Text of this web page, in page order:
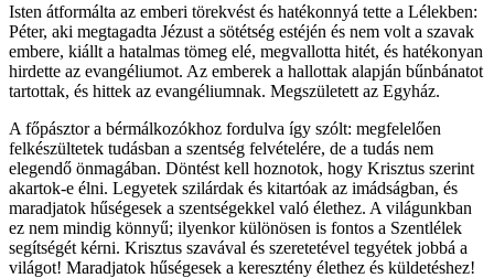
Isten átformálta az emberi törekvést és hatékonnyá tette a Lélekben:
Péter, aki megtagadta Jézust a sötétség estéjén és nem volt a szavak
embere, kiállt a hatalmas tömeg elé, megvallotta hitét, és hatékonyan
hirdette az evangéliumot. Az emberek a hallottak alapján bűnbánatot
tartottak, és hittek az evangéliumnak. Megszületett az Egyház.
A főpásztor a bérmálkozókhoz fordulva így szólt: megfelelően
felkészültetek tudásban a szentség felvételére, de a tudás nem
elegendő önmagában. Döntést kell hoznotok, hogy Krisztus szerint
akartok-e élni. Legyetek szilárdak és kitartóak az imádságban, és
maradjatok hűségesek a szentségekkel való élethez. A világunkban
ez nem mindig könnyű; ilyenkor különösen is fontos a Szentlélek
segítségét kérni. Krisztus szavával és szeretetével tegyétek jobbá a
világot! Maradjatok hűségesek a keresztény élethez és küldetéshez!